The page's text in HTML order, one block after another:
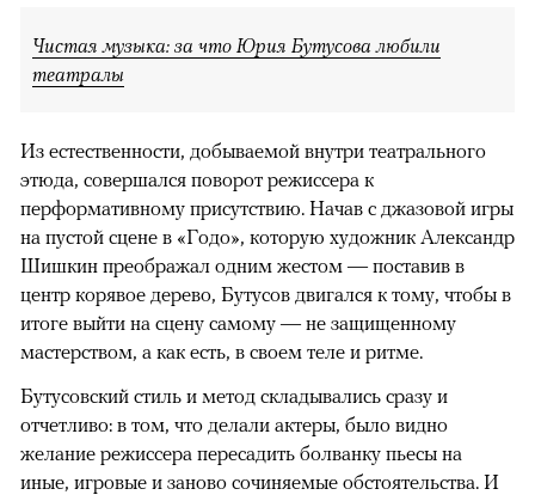
Чистая музыка: за что Юрия Бутусова любили
театралы
Из естественности, добываемой внутри театрального
этюда, совершался поворот режиссера к
перформативному присутствию. Начав с джазовой игры
на пустой сцене в «Годо», которую художник Александр
Шишкин преображал одним жестом — поставив в
центр корявое дерево, Бутусов двигался к тому, чтобы в
итоге выйти на сцену самому — не защищенному
мастерством, а как есть, в своем теле и ритме.
Бутусовский стиль и метод складывались сразу и
отчетливо: в том, что делали актеры, было видно
желание режиссера пересадить болванку пьесы на
иные, игровые и заново сочиняемые обстоятельства. И